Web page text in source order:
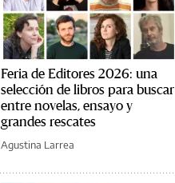
Feria de Editores 2026: una
selección de libros para buscar
entre novelas, ensayo y
grandes rescates
Agustina Larrea